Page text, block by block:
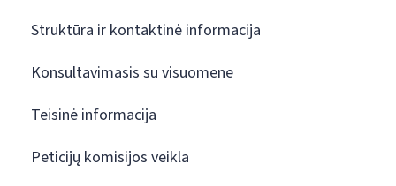
Struktūra ir kontaktinė informacija
Konsultavimasis su visuomene
Teisinė informacija
Peticijų komisijos veikla